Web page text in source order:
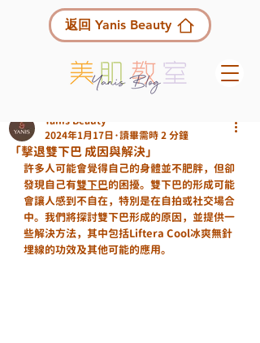
返回 Yanis Beauty
「擊退雙下巴 成因與解決」
Yanis Beauty
2024年1月17日 讀畢需時 2 分鐘
許多人可能會覺得自己的身體並不肥胖，但卻
發現自己有雙下巴的困擾。雙下巴的形成可能
會讓人感到不自在，特別是在自拍或社交場合
中。我們將探討雙下巴形成的原因，並提供一
些解決方法，其中包括Liftera Cool冰爽無針
埋線的功效及其他可能的應用。